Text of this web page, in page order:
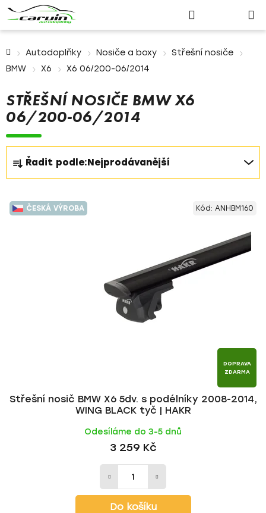
Přihlášení
košík
Autodoplňky Nosiče a boxy
Střešní nosiče
BMW
X6 X6 06/200-06/2014
STŘEŠNÍ NOSIČE BMW X6
06/200-06/2014
Ř
a
z
e
n
Řadit podle:Nejprodávanější
V
ý
ČESKÁ VÝROBA
DOPRAVA
ZDARMA
Střešní nosič BMW X6 5dv. s podélníky 2008-2014,
WING BLACK tyč | HAKR
Odesíláme do 3-5 dnů
3 259 Kč
Do košíku
Kód: ANHBM160